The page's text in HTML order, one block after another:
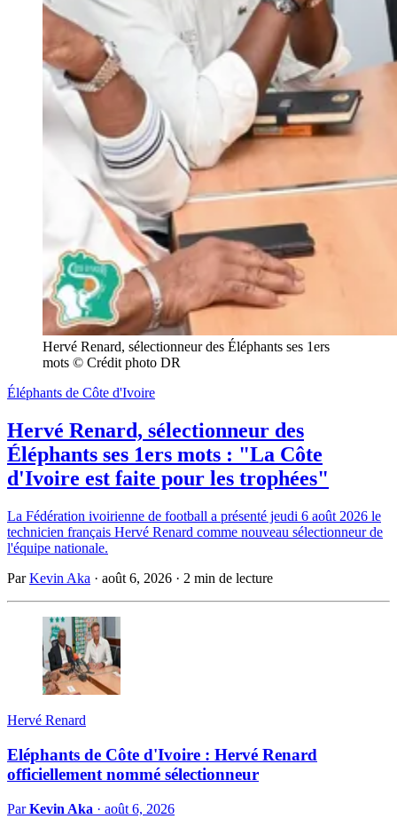
Hervé Renard, sélectionneur des Éléphants ses 1ers
mots © Crédit photo DR
Éléphants de Côte d'Ivoire
Hervé Renard, sélectionneur des
Éléphants ses 1ers mots : "La Côte
d'Ivoire est faite pour les trophées"
La Fédération ivoirienne de football a présenté jeudi 6 août 2026 le
technicien français Hervé Renard comme nouveau sélectionneur de
l'équipe nationale.
ParKevin Aka · août 6, 2026 · 2 min de lecture
Hervé Renard
Eléphants de Côte d'Ivoire : Hervé Renard
officiellement nommé sélectionneur
ParKevin Aka · août 6, 2026